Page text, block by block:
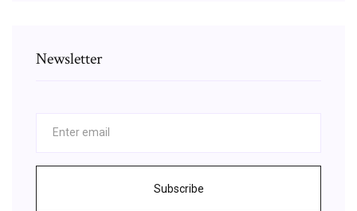
Newsletter
Subscribe